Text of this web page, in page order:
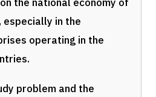
especially in the
operating in the
problem and the